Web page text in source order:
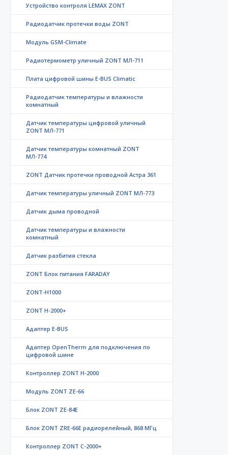
Устройство контроля LEMAX ZONT
Радиодатчик протечки воды ZONT
Модуль GSM-Climate
Радиотермометр уличный ZONT МЛ-711
Плата цифровой шины E-BUS Climatic
Радиодатчик температуры и влажности
комнатный
Датчик температуры цифровой уличный
ZONT МЛ-771
Датчик температуры комнатный ZONT
МЛ-774
ZONT Датчик протечки проводной Астра 361
Датчик температуры уличный ZONT МЛ-773
Датчик дыма проводной
Датчик температуры и влажности
комнатный
Датчик разбития стекла
ZONT Блок питания FARADAY
ZONT-H1000
ZONT H-2000+
Адаптер E-BUS
Адаптер OpenTherm для подключения по
цифровой шине
Контроллер ZONT H-2000
Модуль ZONT ZE-66
Блок ZONT ZE-84E
Блок ZONT ZRE-66E радиорелейный, 868 МГц
Контроллер ZONT C-2000+